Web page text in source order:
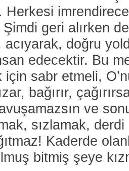
Herkesi
Şimdi geri alırken
doğru
edecektir. Bu
sabr etmeli,
bağırır,
ve
sızlamak,
Kaderde
bitmiş şeye